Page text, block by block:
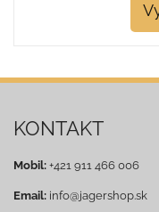
KONTAKT
Mobil: +421 911 466 006
Email: info@jagershop.sk